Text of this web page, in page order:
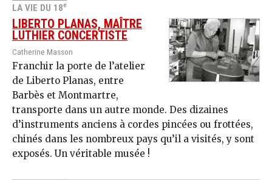
LA VIE DU 18e
LIBERTO PLANAS, MAÎTRE
LUTHIER CONCERTISTE
Catherine Masson
Franchir la porte de l’atelier
de Liberto Planas, entre
Barbès et Montmartre,
transporte dans un autre monde. Des dizaines
d’instruments anciens à cordes pincées ou frottées,
chinés dans les nombreux pays qu’il a visités, y sont
exposés. Un véritable musée !